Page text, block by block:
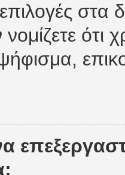
επιλογές
νομίζετε ότι